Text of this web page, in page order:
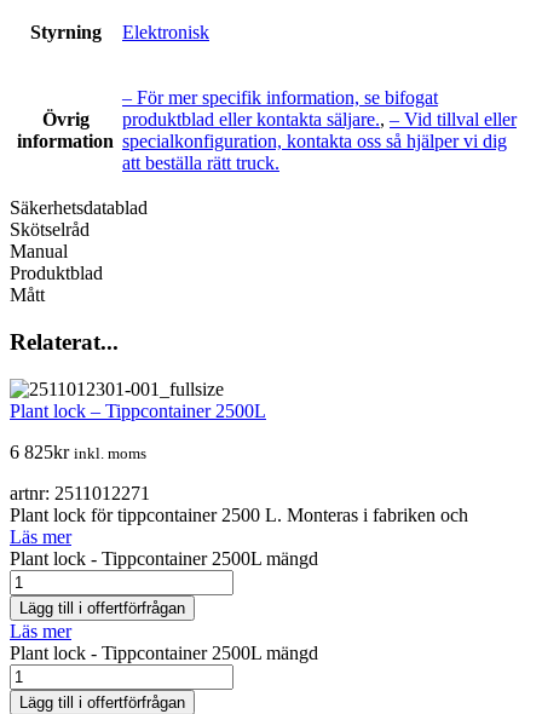
Styrning Elektronisk
Övrig
information
– För mer specifik information, se bifogat
produktblad eller kontakta säljare., – Vid tillval eller
specialkonfiguration, kontakta oss så hjälper vi dig
att beställa rätt truck.
Säkerhetsdatablad
Skötselråd
Manual
Produktblad
Mått
Relaterat...
Plant lock – Tippcontainer 2500L
6 825kr inkl. moms
artnr: 2511012271
Plant lock för tippcontainer 2500 L. Monteras i fabriken och
Läs mer
Plant lock - Tippcontainer 2500L mängd
Lägg till i offertförfrågan
Läs mer
Plant lock - Tippcontainer 2500L mängd
Lägg till i offertförfrågan